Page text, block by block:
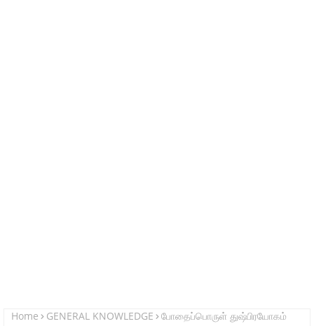
Home GENERAL KNOWLEDGE
போதைப்பொருள் துஷ்பிரயோகம்